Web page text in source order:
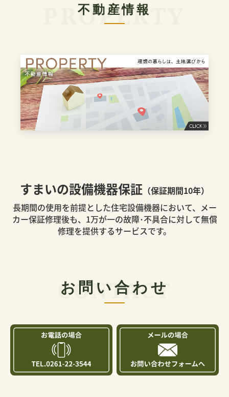
不動産情報
すまいの設備機器保証 （保証期間10年）
長期間の使用を前提とした住宅設備機器において、メー
カー保証修理後も、1万が一の故障･不具合に対して無償
修理を提供するサービスです。
お問い合わせ